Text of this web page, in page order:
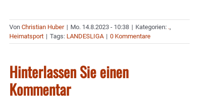
Von Christian Huber | Mo. 14.8.2023 - 10:38 | Kategorien: .,
Heimatsport | Tags: LANDESLIGA | 0 Kommentare
Hinterlassen Sie einen
Kommentar